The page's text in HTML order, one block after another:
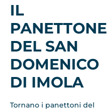
IL
PANETTONE
DEL SAN
DOMENICO
DI IMOLA
Tornano i panettoni del